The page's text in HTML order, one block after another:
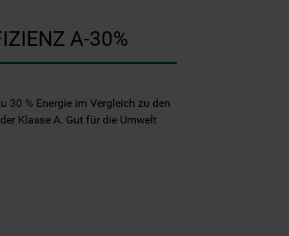
A-30%
30 % Energie im Vergleich zu den
Klasse A. Gut für die Umwelt